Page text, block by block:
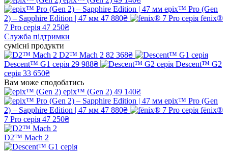
epix™ Pro (Gen
2) – Sapphire Edition | 47 мм 47 880₴
fēnix®
7 Pro серія 47 250₴
Служба підтримки
сумісні продукти
D2™ Mach 2 82 368₴
Descent™ G1 серія 29 988₴
Descent™ G2
серія 33 650₴
Вам може сподобатись
epix™ (Gen 2) 49 140₴
epix™ Pro (Gen
2) – Sapphire Edition | 47 мм 47 880₴
fēnix®
7 Pro серія 47 250₴
D2™ Mach 2